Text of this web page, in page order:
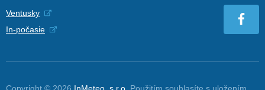
Ventusky
In-počasie
Copyright © 2026 InMeteo, s.r.o. Použitím souhlasíte s uložením